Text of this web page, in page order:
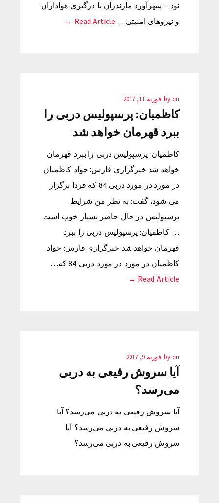
نود – شهرآورد مازندران با درگیری هواداران
و نیروهای امنیتی… Read Article →
by on فوریه 11, 2017
کاظمیان: پرسپولیس دربی را
ببرد قهرمان خواهد شد
کاظمیان: پرسپولیس دربی را ببرد قهرمان
خواهد شد خبرگزاری فارس: جواد کاظمیان
در مورد در مورد دربی 84 که فردا برگزار
می شود، گفت: به نظر من شرایط
پرسپولیس در حال حاضر بسیار خوب است
… کاظمیان: پرسپولیس دربی را ببرد
قهرمان خواهد شد خبرگزاری فارس: جواد
کاظمیان در مورد در مورد دربی 84 که…
Read Article →
by on فوریه 9, 2017
آیا سروش رفیعی به دربی
می‌رسد؟
آیا سروش رفیعی به دربی می‌رسد؟ آیا
سروش رفیعی به دربی می‌رسد؟ آیا
سروش رفیعی به دربی می‌رسد؟